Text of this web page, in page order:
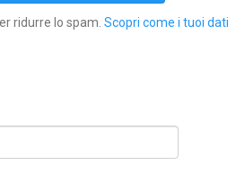
ridurre lo spam. Scopri come i tuoi dati